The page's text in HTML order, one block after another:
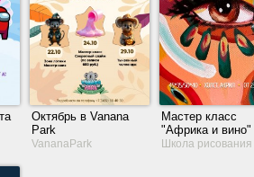
Октябрь в Vanana
Park
VananaPark
Мастер класс
"Африка и вино"
Школа рисования